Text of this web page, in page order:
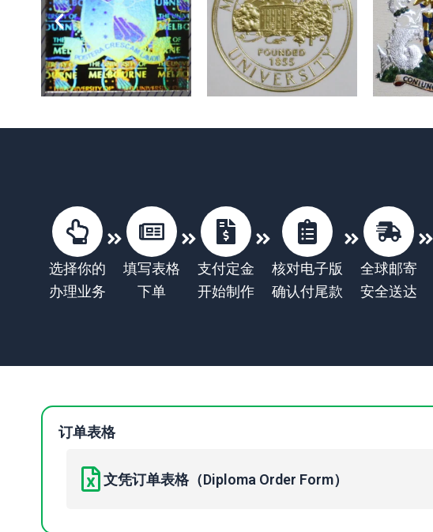
选择你的
办理业务
填写表格
下单
支付定金
开始制作
核对电子版
确认付尾款
全球邮寄
安全送达
订单表格
文凭订单表格（Diploma Order Form）